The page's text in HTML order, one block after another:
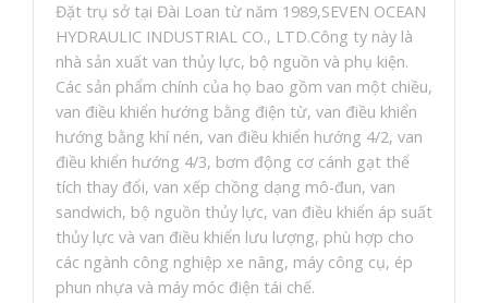
Đặt trụ sở tại Đài Loan từ năm 1989,SEVEN OCEAN
HYDRAULIC INDUSTRIAL CO., LTD.Công ty này là
nhà sản xuất van thủy lực, bộ nguồn và phụ kiện.
Các sản phẩm chính của họ bao gồm van một chiều,
van điều khiển hướng bằng điện từ, van điều khiển
hướng bằng khí nén, van điều khiển hướng 4/2, van
điều khiển hướng 4/3, bơm động cơ cánh gạt thể
tích thay đổi, van xếp chồng dạng mô-đun, van
sandwich, bộ nguồn thủy lực, van điều khiển áp suất
thủy lực và van điều khiển lưu lượng, phù hợp cho
các ngành công nghiệp xe nâng, máy công cụ, ép
phun nhựa và máy móc điện tái chế.